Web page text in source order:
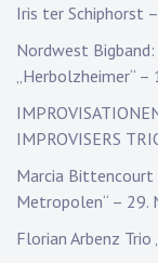
Iris ter Schiphorst
Nordwest
„Herbolzheimer“ –
IMPROVISERS
Marcia Bittencourt
Metropolen“ – 29.
Florian Arbenz